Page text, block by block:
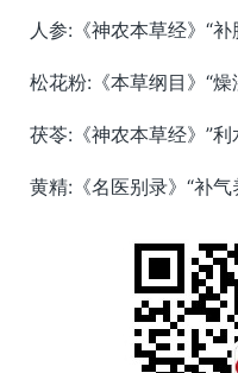
人参:《神农本草经》“
松花粉:《本草纲目》“
茯苓:《神农本草经》”
黄精:《名医别录》“补